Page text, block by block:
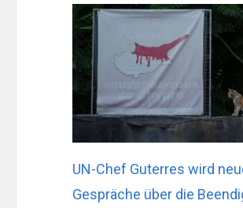
UN-Chef Guterres wird
Gespräche über die